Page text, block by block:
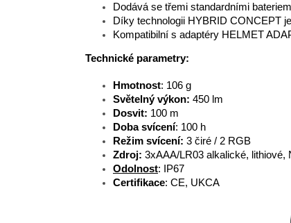
Dodává se třemi standardními
Díky technologii HYBRID CONCEPT
Kompatibilní s adaptéry HELMET
Technické parametry:
Hmotnost: 106 g
Světelný výkon: 450 lm
Dosvit: 100 m
Doba svícení: 100 h
Režim svícení: 3 čiré / 2 RGB
Zdroj: 3xAAA/LR03 alkalické, lithiové,
Odolnost: IP67
Certifikace: CE, UKCA